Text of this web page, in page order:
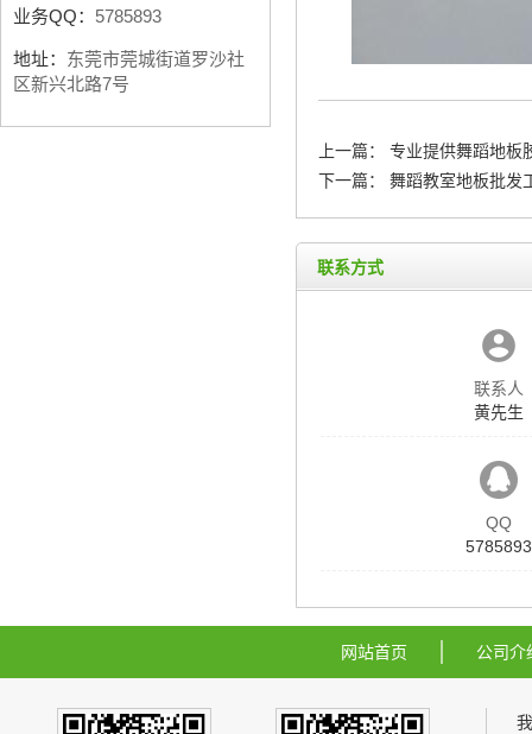
业务QQ： 5785893
地址： 东莞市莞城街道罗沙社
区新兴北路7号
上一篇：
专业提供舞蹈地板
下一篇：
舞蹈教室地板批发
联系方式
联系人
黄先生
QQ
5785893
网站首页 公司介